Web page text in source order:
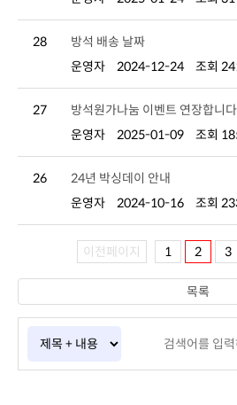
28
방석 배송 날짜
운영자
2024-12-24 조회
27
방석원가나눔 이벤트 연장합니다
운영자
2025-01-09 조회
26
24년 박싱데이 안내
운영자
2024-10-16 조회
이전페이지 1 2 3
목록